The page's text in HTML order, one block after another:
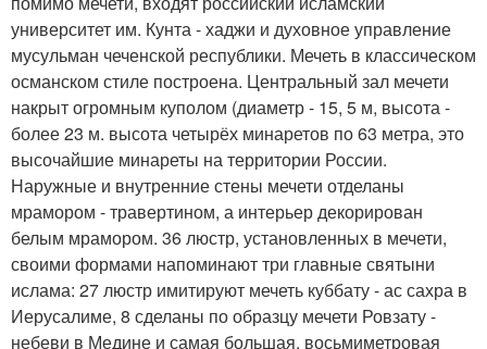
университет им. Кунта - хаджи и духовное управление
мусульман чеченской республики. Мечеть в классическом
османском стиле построена. Центральный зал мечети
накрыт огромным куполом (диаметр - 15, 5 м, высота -
более 23 м. высота четырёх минаретов по 63 метра, это
высочайшие минареты на территории России.
Наружные и внутренние стены мечети отделаны
мрамором - травертином, а интерьер декорирован
белым мрамором. 36 люстр, установленных в мечети,
своими формами напоминают три главные святыни
ислама: 27 люстр имитируют мечеть куббату - ас сахра в
Иерусалиме, 8 сделаны по образцу мечети Ровзату -
небеви в Медине и самая большая, восьмиметровая